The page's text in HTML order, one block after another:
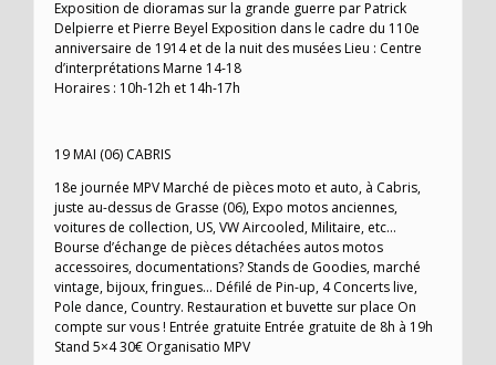
Exposition de dioramas sur la grande guerre par Patrick
Delpierre et Pierre Beyel Exposition dans le cadre du 110e
anniversaire de 1914 et de la nuit des musées Lieu : Centre
d’interprétations Marne 14-18
Horaires : 10h-12h et 14h-17h
19 MAI (06) CABRIS
18e journée MPV Marché de pièces moto et auto, à Cabris,
juste au-dessus de Grasse (06), Expo motos anciennes,
voitures de collection, US, VW Aircooled, Militaire, etc…
Bourse d’échange de pièces détachées autos motos
accessoires, documentations? Stands de Goodies, marché
vintage, bijoux, fringues… Défilé de Pin-up, 4 Concerts live,
Pole dance, Country. Restauration et buvette sur place On
compte sur vous ! Entrée gratuite Entrée gratuite de 8h à 19h
Stand 5×4 30€ Organisatio MPV